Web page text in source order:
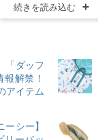
続きを読み込む
「ダッフ
解禁！
アイテム
ーシー】